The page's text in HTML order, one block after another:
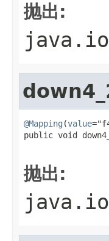
抛出:
@Mapping (value
public void
抛出: